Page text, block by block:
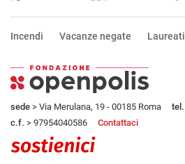
Incendi Vacanze negate Laureati
sede > Via Merulana, 19 - 00185 Roma tel.
c.f. > 97954040586 Contattaci